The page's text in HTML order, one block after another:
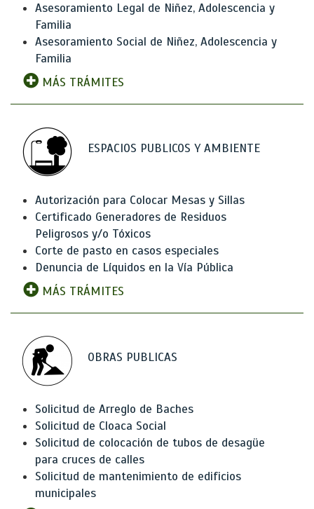
Asesoramiento Legal de Niñez, Adolescencia y
Familia
Asesoramiento Social de Niñez, Adolescencia y
Familia
MÁS TRÁMITES
ESPACIOS PUBLICOS Y AMBIENTE
Autorización para Colocar Mesas y Sillas
Certificado Generadores de Residuos
Peligrosos y/o Tóxicos
Corte de pasto en casos especiales
Denuncia de Líquidos en la Vía Pública
MÁS TRÁMITES
OBRAS PUBLICAS
Solicitud de Arreglo de Baches
Solicitud de Cloaca Social
Solicitud de colocación de tubos de desagüe
para cruces de calles
Solicitud de mantenimiento de edificios
municipales